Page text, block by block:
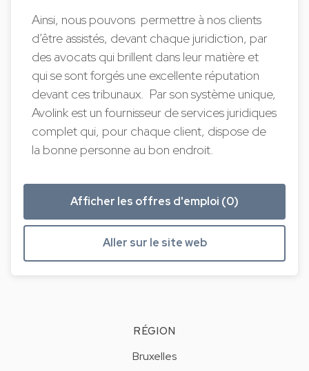
Ainsi, nous pouvons permettre à nos clients
d’être assistés, devant chaque juridiction, par
des avocats qui brillent dans leur matière et
qui se sont forgés une excellente réputation
devant ces tribunaux. Par son système unique,
Avolink est un fournisseur de services juridiques
complet qui, pour chaque client, dispose de
la bonne personne au bon endroit.
Afficher les offres d'emploi (0)
Aller sur le site web
RÉGION
Bruxelles